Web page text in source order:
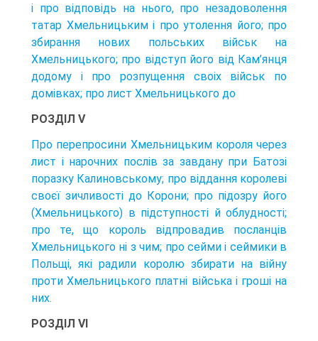
і про відповідь на нього, про незадоволення
татар Хмельницьким і про утолення його; про
збирання нових польських військ на
Хмельницького; про відступ його від Кам’янця
додому і про розпущення своіх військ по
домівках; про лист Хмельницького до
РОЗДІЛ V
Про перепросини Хмельницьким короля через
лист і нарочних послів за завдану при Батозі
поразку Калиновському; про віддання королеві
своєї зичливості до Корони; про підозру його
(Хмельницького) в підступності й облудності;
про те, що король відпровадив посланців
Хмельницького ні з чим; про сейми і сеймики в
Польщі, які радили королю збирати на війну
проти Хмельницького платні війська і гроші на
них.
РОЗДІЛ VI